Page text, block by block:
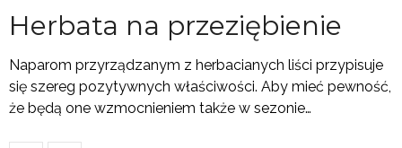
Herbata na przeziębienie
Naparom przyrządzanym z herbacianych liści przypisuje
się szereg pozytywnych właściwości. Aby mieć pewność,
że będą one wzmocnieniem także w sezonie…